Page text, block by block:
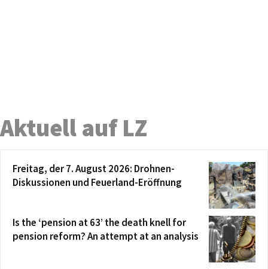
Aktuell auf LZ
Freitag, der 7. August 2026: Drohnen-
Diskussionen und Feuerland-Eröffnung
Is the ‘pension at 63’ the death knell for
pension reform? An attempt at an analysis